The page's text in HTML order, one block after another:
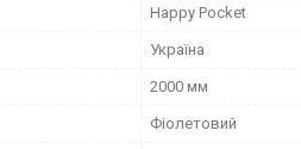
Happy Pocket
Україна
2000 мм
Фіолетовий